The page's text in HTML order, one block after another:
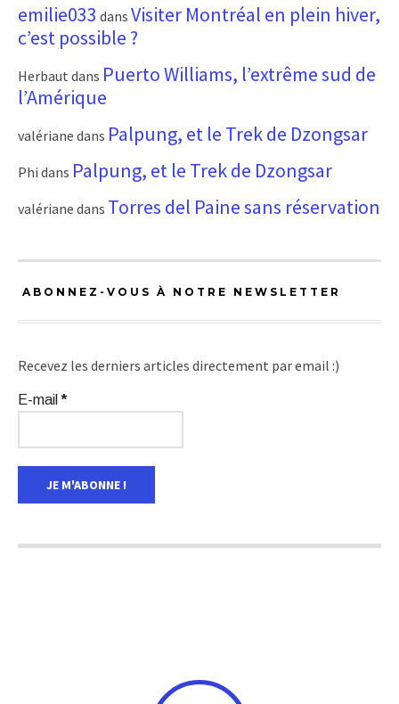
emilie033 dans Visiter Montréal en plein hiver,
c’est possible ?
Herbaut dans Puerto Williams, l’extrême sud de
l’Amérique
valériane dans Palpung, et le Trek de Dzongsar
Phi dans Palpung, et le Trek de Dzongsar
valériane dans Torres del Paine sans réservation
ABONNEZ-VOUS À NOTRE NEWSLETTER
Recevez les derniers articles directement par email :)
E-mail*